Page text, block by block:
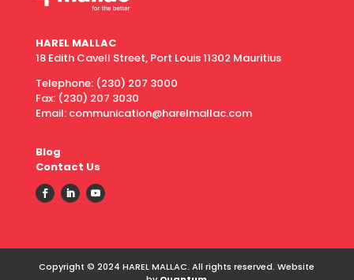
HAREL MALLAC
18 Edith Cavell Street, Port Louis 11302 Mauritius
Telephone: (230) 207 3000
Fax: (230) 207 3030
Email: communication@harelmallac.com
Blog
Contact Us
Copyright © 2024 HAREL MALLAC. All rights reserved. Website